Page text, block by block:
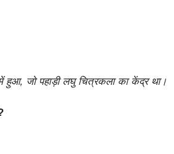
हुआ, जो पहाड़ी लघु चित्रकला का केंद्र था।